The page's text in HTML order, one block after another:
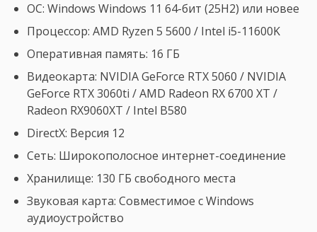
ОС: Windows Windows 11 64-бит (25H2) или новее
Процессор: AMD Ryzen 5 5600 / Intel i5-11600K
Оперативная память: 16 ГБ
Видеокарта: NVIDIA GeForce RTX 5060 / NVIDIA
GeForce RTX 3060ti / AMD Radeon RX 6700 XT /
Radeon RX9060XT / Intel B580
DirectX: Версия 12
Сеть: Широкополосное интернет-соединение
Хранилище: 130 ГБ свободного места
Звуковая карта: Совместимое с Windows
аудиоустройство